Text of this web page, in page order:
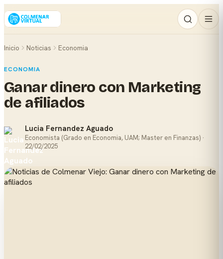
Inicio Noticias Economia
ECONOMIA
Ganar dinero con Marketing
de afiliados
Lucia Fernandez Aguado
Economista (Grado en Economia, UAM; Master en Finanzas) ·
22/02/2025